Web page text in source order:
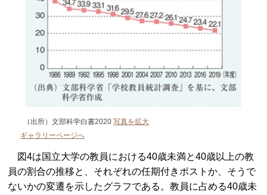
（出所）文部科学白書2020 写真を拡大
ギャラリーページへ
図4は国立大学の教員における40歳未満と40歳以上の教
員の割合の推移と、それぞれの任期付きポストか、そうで
ないかの変遷を示したグラフである。教員に占める40歳未